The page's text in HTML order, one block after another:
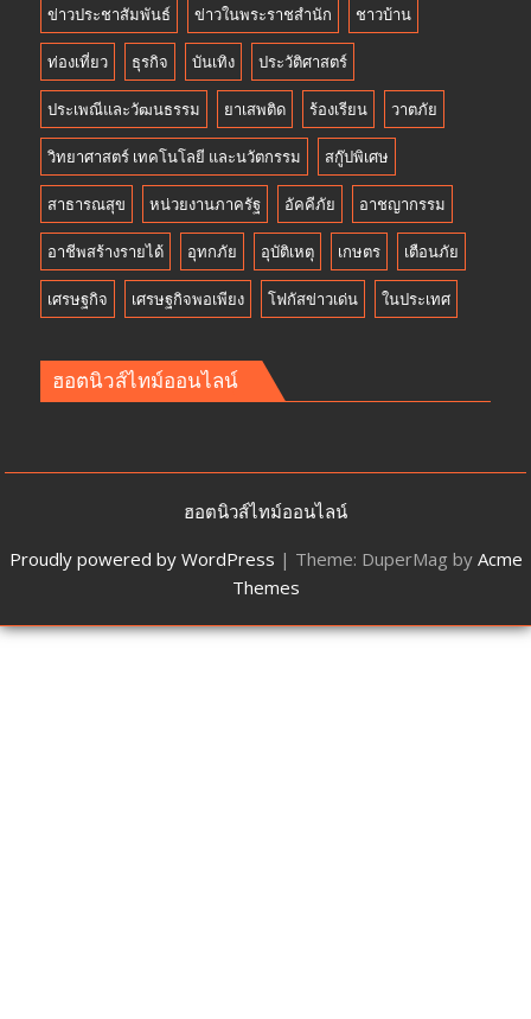
ข่าวประชาสัมพันธ์ ข่าวในพระราชสำนัก ชาวบ้าน
ท่องเที่ยว ธุรกิจ บันเทิง ประวัติศาสตร์
ประเพณีและวัฒนธรรม ยาเสพติด ร้องเรียน วาตภัย
วิทยาศาสตร์ เทคโนโลยี และนวัตกรรม สกู๊ปพิเศษ
สาธารณสุข หน่วยงานภาครัฐ อัคคีภัย อาชญากรรม
อาชีพสร้างรายได้ อุทกภัย อุบัติเหตุ เกษตร เตือนภัย
เศรษฐกิจ เศรษฐกิจพอเพียง โฟกัสข่าวเด่น ในประเทศ
ฮอตนิวส์ไทม์ออนไลน์
ฮอตนิวส์ไทม์ออนไลน์
Proudly powered by WordPress | Theme: DuperMag by Acme
Themes